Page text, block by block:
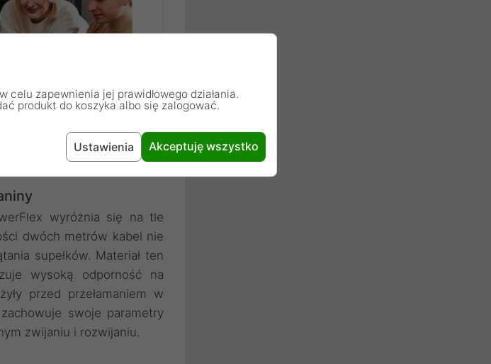
wyróżnia się na tle
dwóch metrów kabel nie
supełków. Materiał ten
wysoką odporność na
przed przełamaniem w
swoje parametry
zwijaniu i rozwijaniu.
w celu zapewnienia jej prawidłowego działania.
produkt do koszyka albo się zalogować.
Ustawienia Akceptuję wszystko